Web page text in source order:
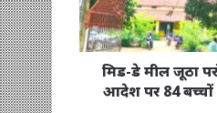
के
मामले
में
हाईकोर्टमिड-डे मील जूठा
आदेश पर 84